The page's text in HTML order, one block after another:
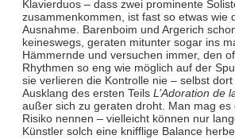
Klavierduos – dass zwei prominente
zusammenkommen, ist fast so etwas wie
Ausnahme. Barenboim und Argerich
keineswegs, geraten mitunter sogar ins
Hämmernde und versuchen immer, den
Rhythmen so eng wie möglich auf der
sie verlieren die Kontrolle nie – selbst
Ausklang des ersten Teils L’Adoration de
außer sich zu geraten droht. Man mag es
Risiko nennen – vielleicht können nur
Künstler solch eine knifflige Balance